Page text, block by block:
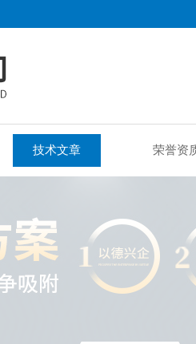
技术文章 荣誉资